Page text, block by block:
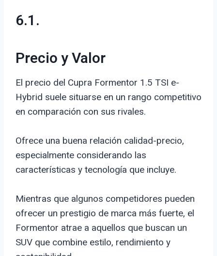
6.1.
Precio y Valor
El precio del Cupra Formentor 1.5 TSI e-
Hybrid suele situarse en un rango competitivo
en comparación con sus rivales.
Ofrece una buena relación calidad-precio,
especialmente considerando las
características y tecnología que incluye.
Mientras que algunos competidores pueden
ofrecer un prestigio de marca más fuerte, el
Formentor atrae a aquellos que buscan un
SUV que combine estilo, rendimiento y